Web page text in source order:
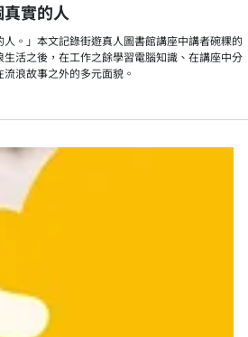
實的人
人。」本文記錄街遊真人圖書館講座中講者碗粿的
生活之後，在工作之餘學習電腦知識、在講座中分
浪故事之外的多元面貌。